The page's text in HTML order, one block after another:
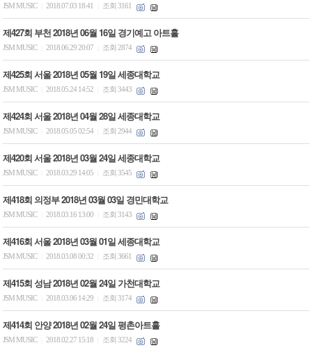
JSM MUSIC 2018.07.03 18:41 조회 3161
제427회 부천 2018년 06월 16일 경기예고 아트홀
JSM MUSIC 2018.06.29 20:07 조회 2874
제425회 서울 2018년 05월 19일 세종대학교
JSM MUSIC 2018.05.24 14:52 조회 3443
제424회 서울 2018년 04월 28일 세종대학교
JSM MUSIC 2018.05.05 02:54 조회 2944
제420회 서울 2018년 03월 24일 세종대학교
JSM MUSIC 2018.03.29 14:05 조회 3545
제418회 의정부 2018년 03월 03일 경민대학교
JSM MUSIC 2018.03.16 13:00 조회 3143
제416회 서울 2018년 03월 01일 세종대학교
JSM MUSIC 2018.03.08 00:32 조회 3661
제415회 성남 2018년 02월 24일 가천대학교
JSM MUSIC 2018.03.06 14:29 조회 3174
제414회 안양 2018년 02월 24일 평촌아트홀
JSM MUSIC 2018.02.27 15:18 조회 3224